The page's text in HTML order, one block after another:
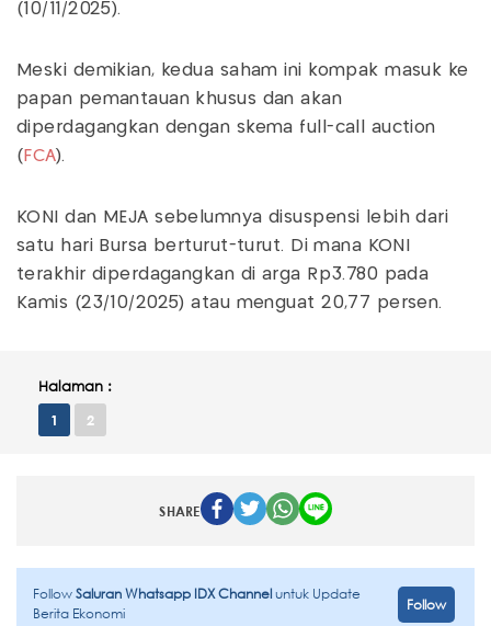
(10/11/2025).
Meski demikian, kedua saham ini kompak masuk ke
papan pemantauan khusus dan akan
diperdagangkan dengan skema full-call auction
( FCA).
KONI dan MEJA sebelumnya disuspensi lebih dari
satu hari Bursa berturut-turut. Di mana KONI
terakhir diperdagangkan di arga Rp3.780 pada
Kamis (23/10/2025) atau menguat 20,77 persen.
Halaman :
1 2
SHARE
FollowSaluran Whatsapp IDX Channeluntuk Update
Berita Ekonomi
Follow